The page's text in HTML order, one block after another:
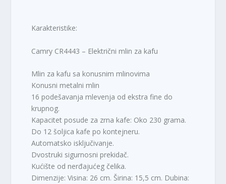
Karakteristike:
Camry CR4443 – Električni mlin za kafu
Mlin za kafu sa konusnim mlinovima
Konusni metalni mlin
16 podešavanja mlevenja od ekstra fine do
krupnog.
Kapacitet posude za zrna kafe: Oko 230 grama.
Do 12 šoljica kafe po kontejneru.
Automatsko isključivanje.
Dvostruki sigurnosni prekidač.
Kućište od nerđajućeg čelika.
Dimenzije: Visina: 26 cm. Širina: 15,5 cm. Dubina: